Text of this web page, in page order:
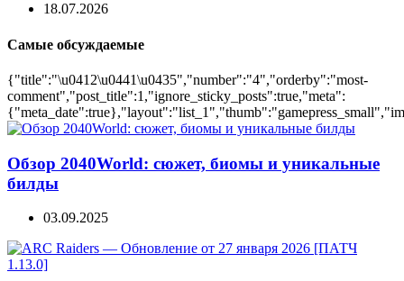
18.07.2026
Самые обсуждаемые
{"title":"\u0412\u0441\u0435","number":"4","orderby":"most-
comment","post_title":1,"ignore_sticky_posts":true,"meta":
Обзор 2040World: сюжет, биомы и уникальные
билды
03.09.2025